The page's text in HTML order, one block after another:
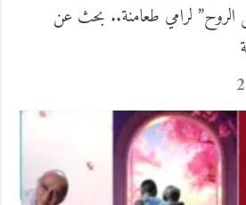
الروح” لرامي طعامنة.. بحث عن